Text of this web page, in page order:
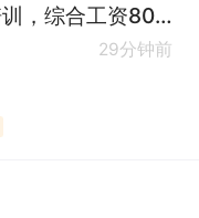
盆景带货主播 （五险+免费培训，综合工资8000+）
29分钟前